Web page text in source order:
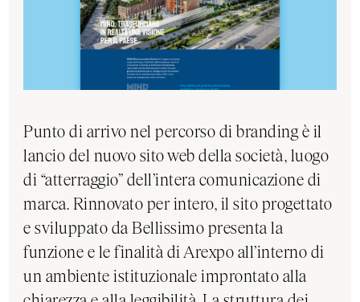
Punto di arrivo nel percorso di branding è il
lancio del nuovo sito web della società, luogo
di “atterraggio” dell’intera comunicazione di
marca. Rinnovato per intero, il sito progettato
e sviluppato da Bellissimo presenta la
funzione e le finalità di Arexpo all’interno di
un ambiente istituzionale improntato alla